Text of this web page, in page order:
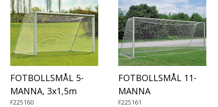
FOTBOLLSMÅL 5-
MANNA, 3x1,5m
F225160
FOTBOLLSMÅL 11-
MANNA
F225161